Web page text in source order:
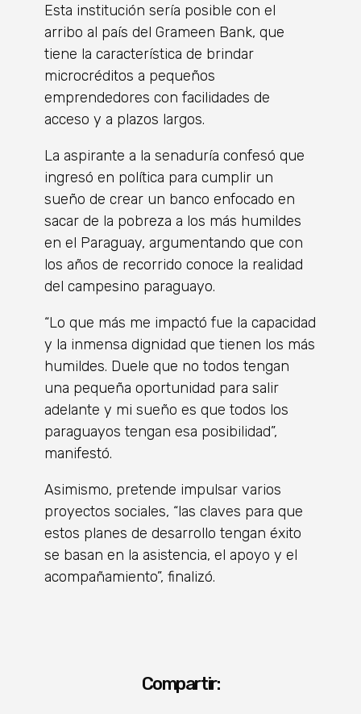
Esta institución sería posible con el
arribo al país del Grameen Bank, que
tiene la característica de brindar
microcréditos a pequeños
emprendedores con facilidades de
acceso y a plazos largos.
La aspirante a la senaduría confesó que
ingresó en política para cumplir un
sueño de crear un banco enfocado en
sacar de la pobreza a los más humildes
en el Paraguay, argumentando que con
los años de recorrido conoce la realidad
del campesino paraguayo.
“Lo que más me impactó fue la capacidad
y la inmensa dignidad que tienen los más
humildes. Duele que no todos tengan
una pequeña oportunidad para salir
adelante y mi sueño es que todos los
paraguayos tengan esa posibilidad”,
manifestó.
Asimismo, pretende impulsar varios
proyectos sociales, “las claves para que
estos planes de desarrollo tengan éxito
se basan en la asistencia, el apoyo y el
acompañamiento”, finalizó.
Compartir: